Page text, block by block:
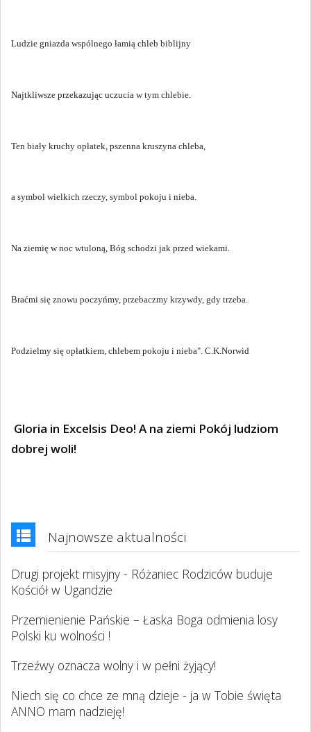
Ludzie gniazda wspólnego łamią chleb biblijny
Najtkliwsze przekazując uczucia w tym chlebie.
Ten biały kruchy opłatek, pszenna kruszyna chleba,
a symbol wielkich rzeczy, symbol pokoju i nieba.
Na ziemię w noc wtuloną, Bóg schodzi jak przed wiekami.
Braćmi się znowu poczyńmy, przebaczmy krzywdy, gdy trzeba.
Podzielmy się opłatkiem, chlebem pokoju i nieba". C.K.Norwid
Gloria in Excelsis Deo! A na ziemi Pokój ludziom
dobrej woli!
Najnowsze aktualności
Drugi projekt misyjny - Różaniec Rodziców buduje
Kościół w Ugandzie
Przemienienie Pańskie – Łaska Boga odmienia losy
Polski ku wolności !
Trzeźwy oznacza wolny i w pełni żyjący!
Niech się co chce ze mną dzieje - ja w Tobie święta
ANNO mam nadzieję!